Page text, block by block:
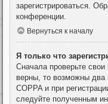
зарегистрироваться.
конференции.
Вернуться к началу
Я только что
Сначала проверьте
верны, то возможны два
COPPA и при
следуйте полученным